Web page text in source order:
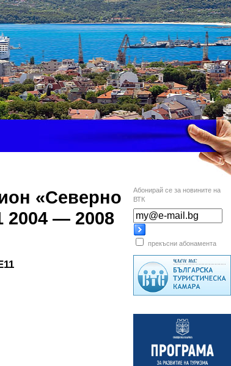
Абонирай се за новините на
ВТК
прекъсни абонамента
«Северно
2004 — 2008